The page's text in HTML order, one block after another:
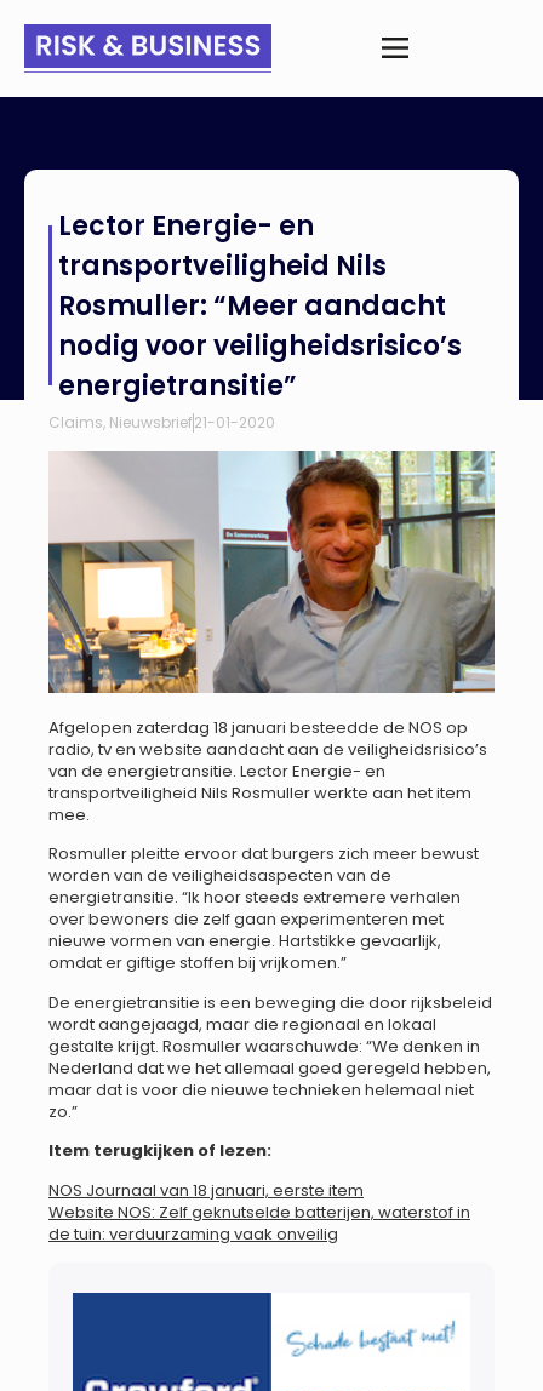
Rosmuller: “Meer aandacht nodig voor veiligheidsrisico’s
Lector Energie- en
transportveiligheid Nils
Rosmuller: “Meer aandacht
nodig voor veiligheidsrisico’s
energietransitie”
Claims, Nieuwsbrief21-01-2020
Afgelopen zaterdag 18 januari besteedde de NOS op
radio, tv en website aandacht aan de veiligheidsrisico’s
van de energietransitie. Lector Energie- en
transportveiligheid Nils Rosmuller werkte aan het item
mee.
Rosmuller pleitte ervoor dat burgers zich meer bewust
worden van de veiligheidsaspecten van de
energietransitie. “Ik hoor steeds extremere verhalen
over bewoners die zelf gaan experimenteren met
nieuwe vormen van energie. Hartstikke gevaarlijk,
omdat er giftige stoffen bij vrijkomen.”
De energietransitie is een beweging die door rijksbeleid
wordt aangejaagd, maar die regionaal en lokaal
gestalte krijgt. Rosmuller waarschuwde: “We denken in
Nederland dat we het allemaal goed geregeld hebben,
maar dat is voor die nieuwe technieken helemaal niet
zo.”
Item terugkijken of lezen:
NOS Journaal van 18 januari, eerste item
Website NOS: Zelf geknutselde batterijen, waterstof in
de tuin: verduurzaming vaak onveilig​